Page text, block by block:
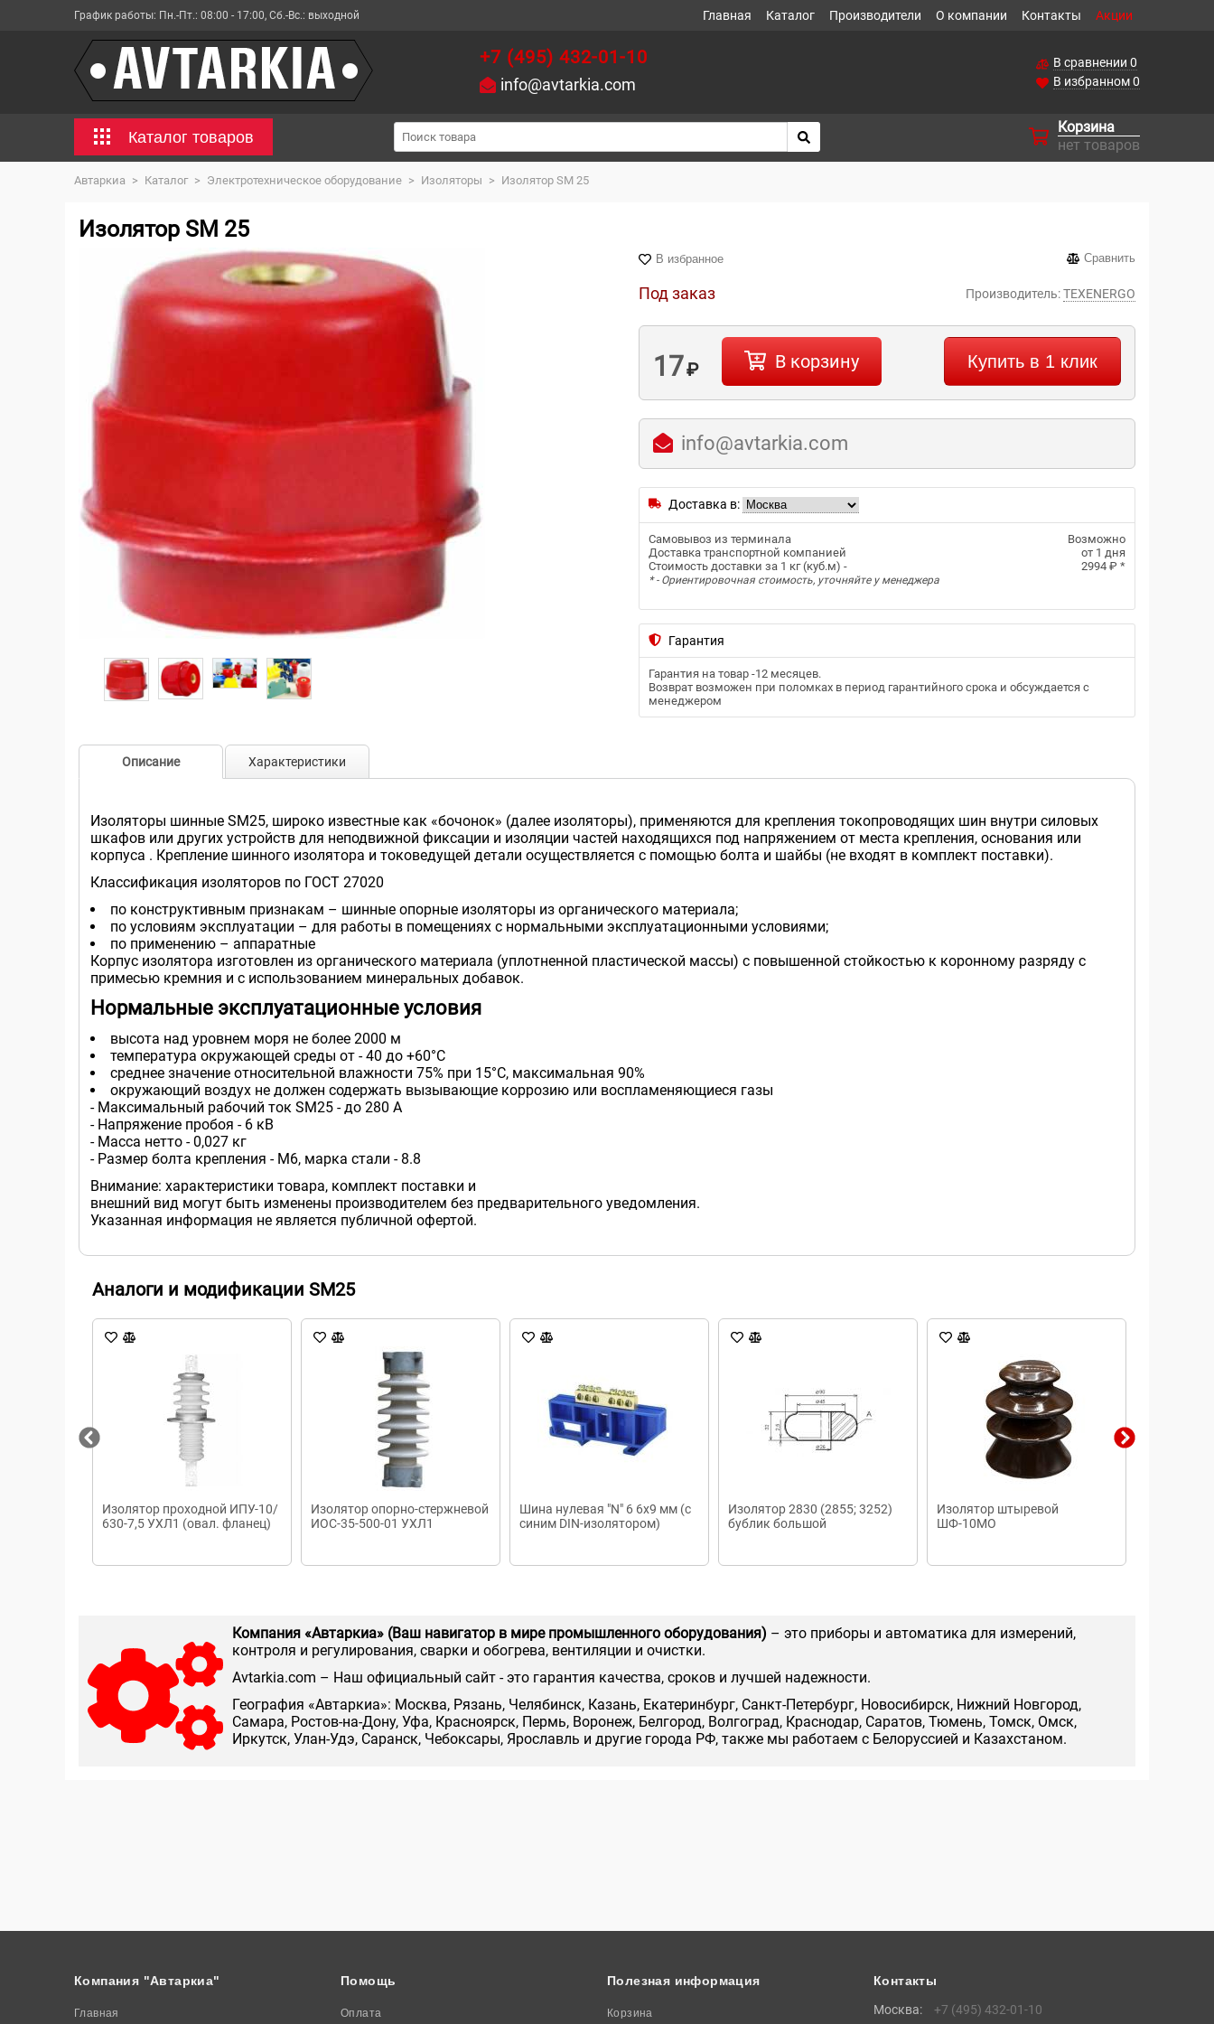
График работы: Пн.-Пт.: 08:00 - 17:00, Сб.-Вс.: выходной Главная Каталог Производители О компании Контакты Акции
+7 (495) 432-01-10
info@avtarkia.com
В сравнении 0
В избранном0
Каталог товаров
Корзина
нет товаров
Автаркиа > Каталог > Электротехническое оборудование > Изоляторы > Изолятор SM 25
Изолятор SM 25
В избранное Сравнить
Под заказ Производитель:TEXENERGO
17₽ В корзину Купить в 1 клик
info@avtarkia.com
Доставка в:
Самовывоз из терминала
Возможно
Доставка транспортной компанией
от 1 дня
Стоимость доставки за 1 кг (куб.м) -
2994 ₽ *
* - Ориентировочная стоимость, уточняйте у менеджера
Гарантия
Гарантия на товар -12 месяцев.
Возврат возможен при поломках в период гарантийного срока и обсуждается с
менеджером
Описание Характеристики
Изоляторы шинные SM25, широко известные как «бочонок» (далее изоляторы), применяются для крепления токопроводящих шин внутри силовых
шкафов или других устройств для неподвижной фиксации и изоляции частей находящихся под напряжением от места крепления, основания или
корпуса . Крепление шинного изолятора и токоведущей детали осуществляется с помощью болта и шайбы (не входят в комплект поставки).
Классификация изоляторов по ГОСТ 27020
по конструктивным признакам – шинные опорные изоляторы из органического материала;
по условиям эксплуатации – для работы в помещениях с нормальными эксплуатационными условиями;
по применению – аппаратные
Корпус изолятора изготовлен из органического материала (уплотненной пластической массы) с повышенной стойкостью к коронному разряду c
примесью кремния и с использованием минеральных добавок.
Нормальные эксплуатационные условия
высота над уровнем моря не более 2000 м
температура окружающей среды от - 40 до +60°С
среднее значение относительной влажности 75% при 15°С, максимальная 90%
окружающий воздух не должен содержать вызывающие коррозию или воспламеняющиеся газы
- Максимальный рабочий ток SM25 - до 280 А
- Напряжение пробоя - 6 кВ
- Масса нетто - 0,027 кг
- Размер болта крепления - М6, марка стали - 8.8
Внимание: характеристики товара, комплект поставки и
внешний вид могут быть изменены производителем без предварительного уведомления.
Указанная информация не является публичной офертой.
Аналоги и модификации SM25
Изолятор проходной ИПУ-10/
630-7,5 УХЛ1 (овал. фланец)
Изолятор опорно-стержневой
ИОС-35-500-01 УХЛ1
Шина нулевая "N" 6 6х9 мм (с
синим DIN-изолятором)
Изолятор 2830 (2855; 3252)
бублик большой
Изолятор штыревой
ШФ-10МО
Компания «Автаркиа» (Ваш навигатор в мире промышленного оборудования) – это приборы и автоматика для измерений,
контроля и регулирования, сварки и обогрева, вентиляции и очистки.
Аvtarkia.com – Наш официальный сайт - это гарантия качества, сроков и лучшей надежности.
География «Автаркиа»: Москва, Рязань, Челябинск, Казань, Екатеринбург, Санкт-Петербург, Новосибирск, Нижний Новгород,
Самара, Ростов-на-Дону, Уфа, Красноярск, Пермь, Воронеж, Белгород, Волгоград, Краснодар, Саратов, Тюмень, Томск, Омск,
Иркутск, Улан-Удэ, Саранск, Чебоксары, Ярославль и другие города РФ, также мы работаем с Белоруссией и Казахстаном.
Компания "Автаркиа"
Главная
Помощь
Оплата
Полезная информация
Корзина
Контакты
Москва:
+7 (495) 432-01-10